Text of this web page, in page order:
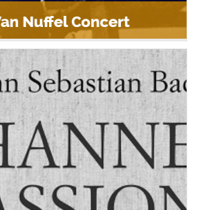
Johannes 2021 Mol